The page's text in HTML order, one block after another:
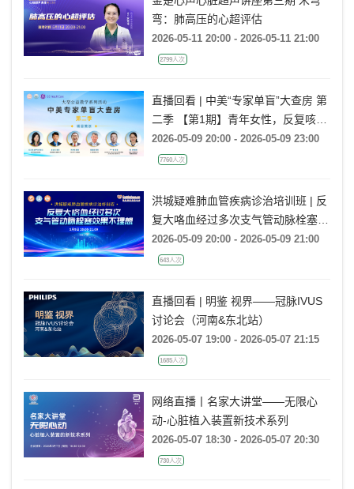
弯：肺高压的心超评估
2026-05-11 20:00 - 2026-05-11 21:00
2799人次
直播回看 | 中美“专家单盲”大查房 第
二季 【第1期】青年女性，反复咳
嗽、咳痰、气喘半年余，再发加重20
余天
2026-05-09 20:00 - 2026-05-09 23:00
7760人次
洪城疑难肺血管疾病诊治培训班 | 反
复大咯血经过多次支气管动脉栓塞效
果不理想
2026-05-09 20:00 - 2026-05-09 21:00
643人次
直播回看 | 明鉴 视界——冠脉IVUS
讨论会（河南&东北站）
2026-05-07 19:00 - 2026-05-07 21:15
1685人次
网络直播丨名家大讲堂——无限心
动-心脏植入装置新技术系列
2026-05-07 18:30 - 2026-05-07 20:30
730人次